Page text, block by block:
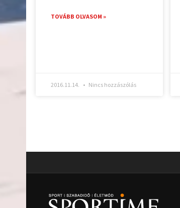
TOVÁBB OLVASOM »
2016.11.14. Nincs hozzászólás